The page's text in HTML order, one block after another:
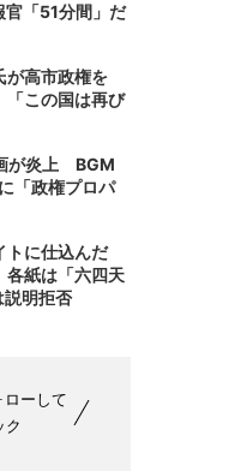
「51分間」だ
が高市政権を
「この国は再び
が炎上 BGM
「政権プロパ
トに仕込んだ
各紙は「六四天
説明拒否
ローして
ク